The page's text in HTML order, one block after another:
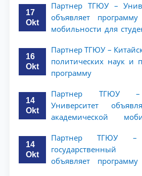
ТГЮУ
17
Okt
Партнер ТГЮУ –
объявляет программу
мобильности для
16
Okt
Партнер ТГЮУ –
политических наук и
программу
ТГЮУ
14
Okt
Партнер ТГЮУ –
Университет
академической
14
Okt
Партнер ТГЮУ –
государственный
объявляет программу